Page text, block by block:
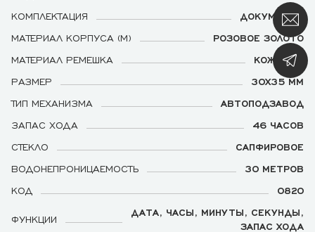
КОМПЛЕКТАЦИЯ
ДОКУМЕНТЫ
МАТЕРИАЛ КОРПУСА (М)
РОЗОВОЕ ЗОЛОТО
МАТЕРИАЛ РЕМЕШКА
КОЖАНЫЙ
РАЗМЕР
30Х35 ММ
ТИП МЕХАНИЗМА
АВТОПОДЗАВОД
ЗАПАС ХОДА
46 ЧАСОВ
СТЕКЛО
САПФИРОВОЕ
ВОДОНЕПРОНИЦАЕМОСТЬ
30 МЕТРОВ
КОД
0820
ФУНКЦИИ
ДАТА, ЧАСЫ, МИНУТЫ, СЕКУНДЫ,
ЗАПАС ХОДА